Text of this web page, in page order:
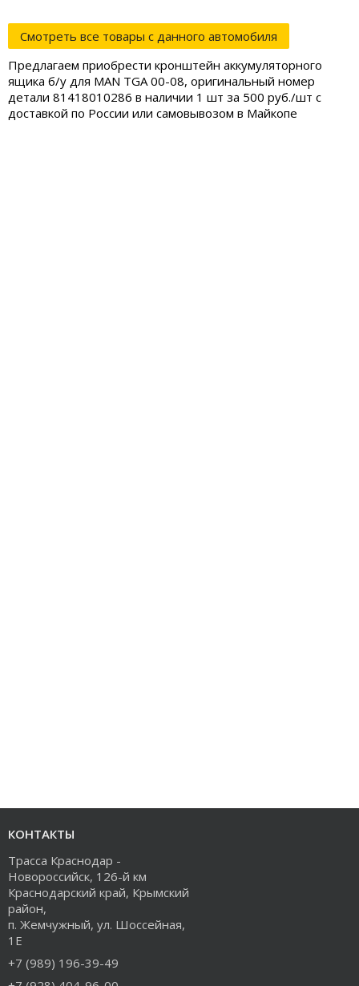
Смотреть все товары с данного автомобиля
Предлагаем приобрести кронштейн аккумуляторного
ящика б/у для MAN TGA 00-08, оригинальный номер
детали 81418010286 в наличии 1 шт за 500 руб./шт с
доставкой по России или самовывозом в Майкопе
КОНТАКТЫ
Трасса Краснодар -
Новороссийск, 126-й км
Краснодарский край, Крымский
район,
п. Жемчужный, ул. Шоссейная,
1Е
+7 (989) 196-39-49